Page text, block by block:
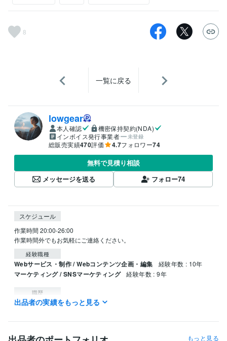
8
一覧に戻る
lowgear
本人確認
機密保持契約(NDA)
インボイス発行事業者
未登録
総販売実績470評価 4.7フォロワー74
無料で見積り相談
メッセージを送る
フォロー74
スケジュール
作業時間 20:00-26:00
作業時間外でもお気軽にご連絡ください。
経験職種
Webサービス・制作 / Webコンテンツ企画・編集 経験年数 : 10年
マーケティング / SNSマーケティング 経験年数 : 9年
職歴
M.H.S 2012年1月 ~ 現在
資格・検定
出品者の実績をもっと見る
もっと見る